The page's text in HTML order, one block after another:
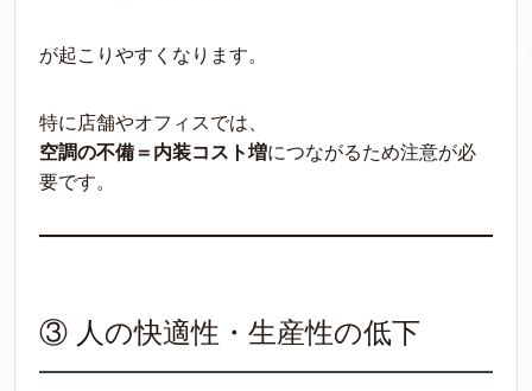
が起こりやすくなります。
特に店舗やオフィスでは、
空調の不備＝内装コスト増につながるため注意が必
要です。
③ 人の快適性・生産性の低下